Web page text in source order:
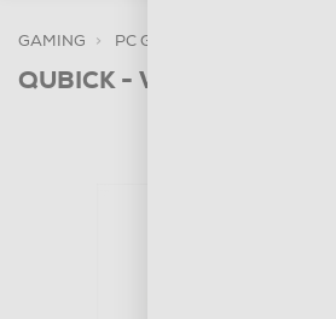
GAMING PC GAMING
QUBICK - WIRED